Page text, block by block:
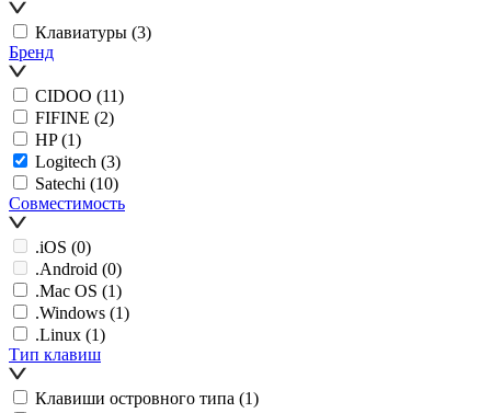
Клавиатуры (3)
Бренд
CIDOO (11)
FIFINE (2)
HP (1)
Logitech (3)
Satechi (10)
Совместимость
.iOS (0)
.Android (0)
.Mac OS (1)
.Windows (1)
.Linux (1)
Тип клавиш
Клавиши островного типа (1)